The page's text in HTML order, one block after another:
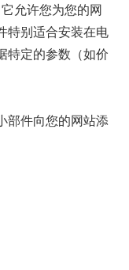
允许您为您的网
特别适合安装在电
特定的参数（如价
部件向您的网站添